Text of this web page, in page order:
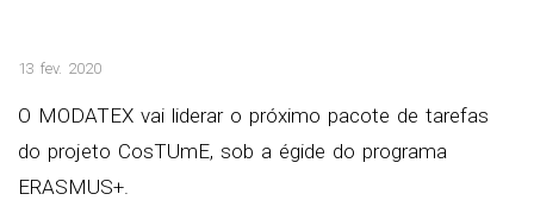
13 fev. 2020
O MODATEX vai liderar o próximo pacote de tarefas
do projeto CosTUmE, sob a égide do programa
ERASMUS+.